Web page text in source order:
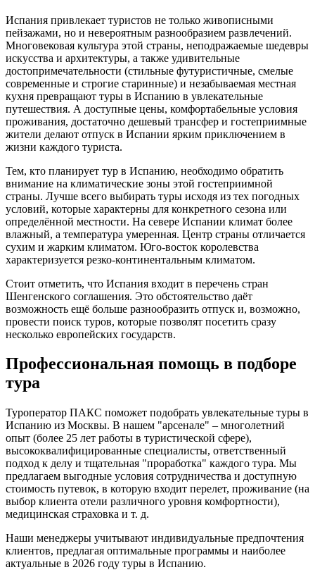
Испания привлекает туристов не только живописными
пейзажами, но и невероятным разнообразием развлечений.
Многовековая культура этой страны, неподражаемые шедевры
искусства и архитектуры, а также удивительные
достопримечательности (стильные футуристичные, смелые
современные и строгие старинные) и незабываемая местная
кухня превращают туры в Испанию в увлекательные
путешествия. А доступные цены, комфортабельные условия
проживания, достаточно дешевый трансфер и гостеприимные
жители делают отпуск в Испании ярким приключением в
жизни каждого туриста.
Тем, кто планирует тур в Испанию, необходимо обратить
внимание на климатические зоны этой гостеприимной
страны. Лучше всего выбирать туры исходя из тех погодных
условий, которые характерны для конкретного сезона или
определённой местности. На севере Испании климат более
влажный, а температура умеренная. Центр страны отличается
сухим и жарким климатом. Юго-восток королевства
характеризуется резко-континентальным климатом.
Стоит отметить, что Испания входит в перечень стран
Шенгенского соглашения. Это обстоятельство даёт
возможность ещё больше разнообразить отпуск и, возможно,
провести поиск туров, которые позволят посетить сразу
несколько европейских государств.
Профессиональная помощь в подборе
тура
Туроператор ПАКС поможет подобрать увлекательные туры в
Испанию из Москвы. В нашем "арсенале" – многолетний
опыт (более 25 лет работы в туристической сфере),
высококвалифицированные специалисты, ответственный
подход к делу и тщательная "проработка" каждого тура. Мы
предлагаем выгодные условия сотрудничества и доступную
стоимость путевок, в которую входит перелет, проживание (на
выбор клиента отели различного уровня комфортности),
медицинская страховка и т. д.
Наши менеджеры учитывают индивидуальные предпочтения
клиентов, предлагая оптимальные программы и наиболее
актуальные в 2026 году туры в Испанию.